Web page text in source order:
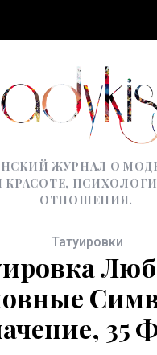
ЖУРНАЛ О МОДЕ
КРАСОТЕ,
ОТНОШЕНИЯ.
Татуировки
35